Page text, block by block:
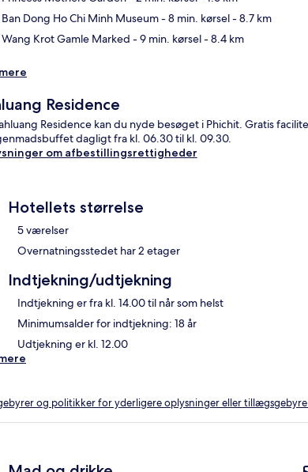
Ban Dong Ho Chi Minh Museum- 8 min. kørsel- 8.7 km
Wang Krot Gamle Marked - 9 min. kørsel- 8.4 km
Residence
Residence kan du nyde besøget i Phichit. Gratis
dagligt fra kl. 06.30 til kl. 09.30.
om afbestillingsrettigheder
Hotellets størrelse
5 værelser
Overnatningsstedet har 2 etager
Indtjekning/udtjekning
Indtjekning er fra kl. 14.00 til når som helst
Minimumsalder for indtjekning: 18 år
Udtjekning er kl. 12.00
og politikker for yderligere oplysninger eller